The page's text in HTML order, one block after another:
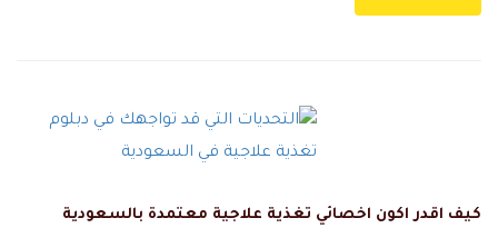
كيف اقدر اكون اخصائي تغذية علاجية معتمدة بالسعودية